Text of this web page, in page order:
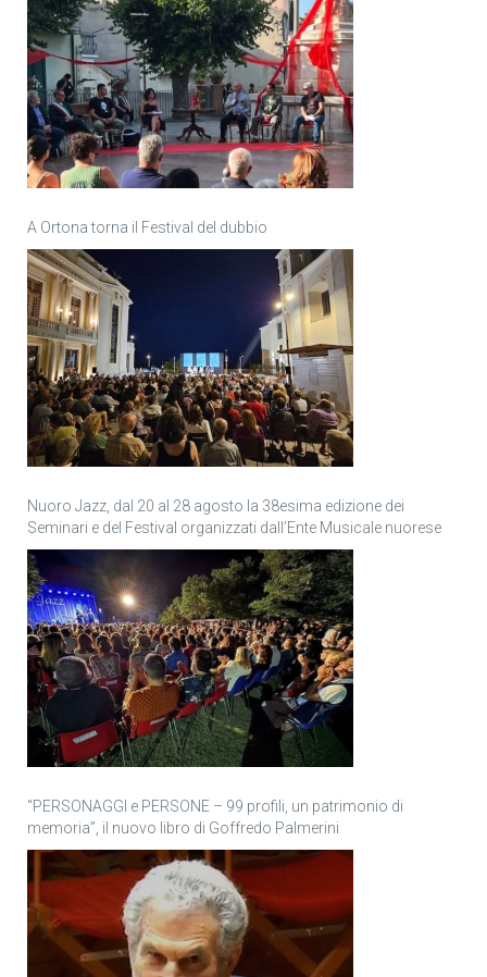
A Ortona torna il Festival del dubbio
Nuoro Jazz, dal 20 al 28 agosto la 38esima edizione dei
Seminari e del Festival organizzati dall’Ente Musicale nuorese
“PERSONAGGI e PERSONE – 99 profili, un patrimonio di
memoria”, il nuovo libro di Goffredo Palmerini